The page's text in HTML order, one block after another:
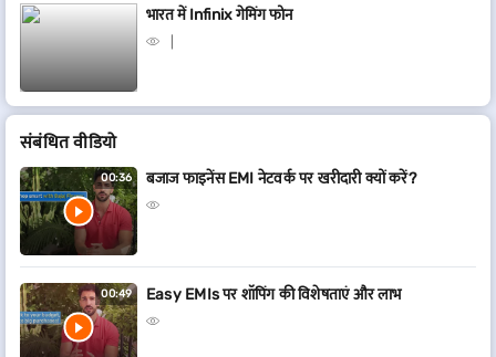
भारत में Infinix गेमिंग फोन
संबंधित वीडियो
00:36 बजाज फाइनेंस EMI नेटवर्क पर खरीदारी क्यों करें?
00:49 Easy EMIs पर शॉपिंग की विशेषताएं और लाभ